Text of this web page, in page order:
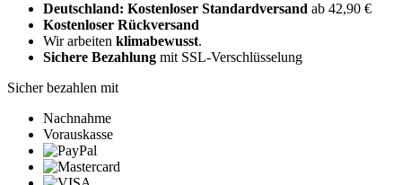
Deutschland: Kostenloser Standardversand ab 42,90 €
Kostenloser Rückversand
Wir arbeiten klimabewusst.
Sichere Bezahlung mit SSL-Verschlüsselung
Sicher bezahlen mit
Nachnahme
Vorauskasse